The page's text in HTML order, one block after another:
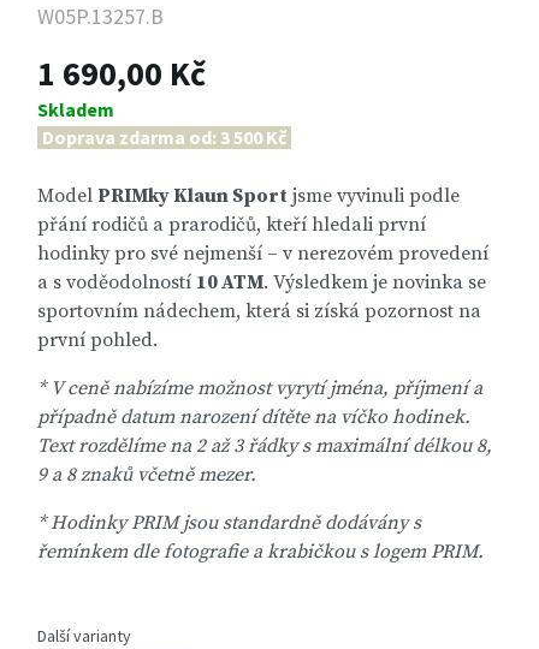
W05P.13257.B
1 690,00 Kč
Skladem
Doprava zdarma od: 3 500 Kč
Model PRIMky Klaun Sport jsme vyvinuli podle
přání rodičů a prarodičů, kteří hledali první
hodinky pro své nejmenší – v nerezovém provedení
a s voděodolností 10 ATM. Výsledkem je novinka se
sportovním nádechem, která si získá pozornost na
první pohled.
* V ceně nabízíme možnost vyrytí jména, příjmení a
případně datum narození dítěte na víčko hodinek.
Text rozdělíme na 2 až 3 řádky s maximální délkou 8,
9 a 8 znaků včetně mezer.
* Hodinky PRIM jsou standardně dodávány s
řemínkem dle fotografie a krabičkou s logem PRIM.
Další varianty